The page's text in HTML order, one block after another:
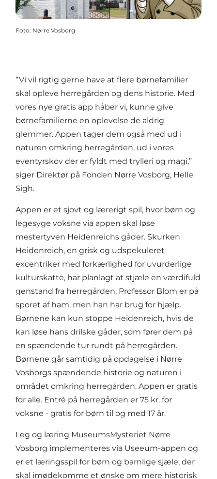
Foto: Nørre Vosborg
”Vi vil rigtig gerne have at flere børnefamilier
skal opleve herregården og dens historie. Med
vores nye gratis app håber vi, kunne give
børnefamilierne en oplevelse de aldrig
glemmer. Appen tager dem også med ud i
naturen omkring herregården, ud i vores
eventyrskov der er fyldt med trylleri og magi,”
siger Direktør på Fonden Nørre Vosborg, Helle
Sigh.
Appen er et sjovt og lærerigt spil, hvor børn og
legesyge voksne via appen skal løse
mestertyven Heidenreichs gåder. Skurken
Heidenreich, en grisk og udspekuleret
excentriker med forkærlighed for uvurderlige
kulturskatte, har planlagt at stjæle en værdifuld
genstand fra herregården. Professor Blom er på
sporet af ham, men han har brug for hjælp.
Børnene kan kun stoppe Heidenreich, hvis de
kan løse hans drilske gåder, som fører dem på
en spændende tur rundt på herregården.
Børnene går samtidig på opdagelse i Nørre
Vosborgs spændende historie og naturen i
området omkring herregården. Appen er gratis
for alle. Entré på herregården er 75 kr. for
voksne - gratis for børn til og med 17 år.
Leg og læring MuseumsMysteriet Nørre
Vosborg implementeres via Useeum-appen og
er et læringsspil for børn og barnlige sjæle, der
skal imødekomme et ønske om mere historisk